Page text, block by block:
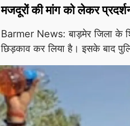
मजदूरों की मांग को लेकर
Barmer News: बाड़मेर जिला के
छिड़काव कर लिया है। इसके बाद